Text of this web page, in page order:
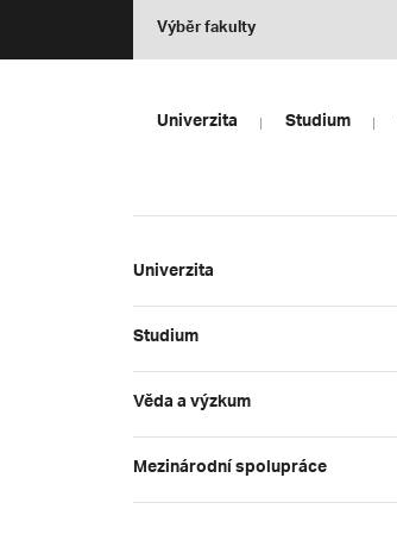
Výběr fakulty
Univerzita Studium
Univerzita
Studium
Věda a výzkum
Mezinárodní spolupráce